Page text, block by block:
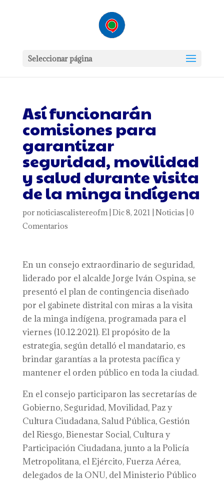
Seleccionar página
Así funcionarán
comisiones para
garantizar
seguridad, movilidad
y salud durante visita
de la minga indígena
por noticiascalistereofm| Dic 8, 2021 Noticias 0
Comentarios
En un consejo extraordinario de seguridad,
liderado por el alcalde Jorge Iván Ospina, se
presentó el plan de contingencia diseñado
por el gabinete distrital con miras a la visita
de la minga indígena, programada para el
viernes (10.12.2021). El propósito de la
estrategia, según detalló el mandatario, es
brindar garantías a la protesta pacífica y
mantener el orden público en toda la ciudad.
En el consejo participaron las secretarías de
Gobierno, Seguridad, Movilidad, Paz y
Cultura Ciudadana, Salud Pública, Gestión
del Riesgo, Bienestar Social, Cultura y
Participación Ciudadana, junto a la Policía
Metropolitana, el Ejército, Fuerza Aérea,
delegados de la ONU, del Ministerio Público